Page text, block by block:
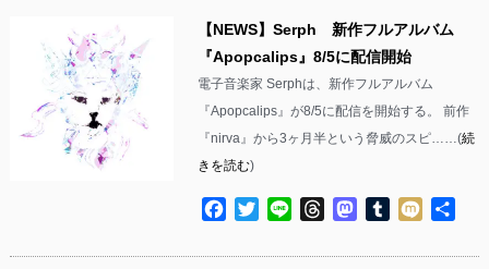
【NEWS】Serph 新作フルアルバム
『Apopcalips』8/5に配信開始
電子音楽家 Serphは、新作フルアルバム
『Apopcalips』が8/5に配信を開始する。 前作
『nirva』から3ヶ月半という脅威のスピ……(続
きを読む)
Facebook
TwitterLine ThreadsMastodon
Tumblr
Mixi